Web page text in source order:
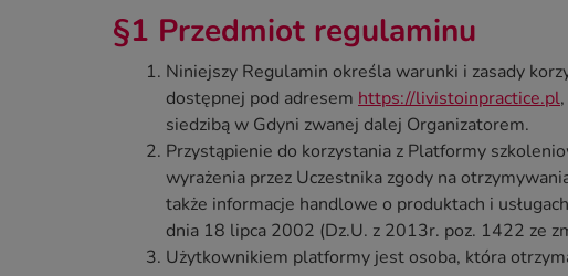
§1 Przedmiot regulaminu
Niniejszy Regulamin określa warunki i zasady
dostępnej pod adresem https://livistoinpractice.pl
siedzibą w Gdyni zwanej dalej Organizatorem.
Przystąpienie do korzystania z Platformy
wyrażenia przez Uczestnika zgody na
także informacje handlowe o produktach i
dnia 18 lipca 2002 (Dz.U. z 2013r. poz. 1422 ze
Użytkownikiem platformy jest osoba, która